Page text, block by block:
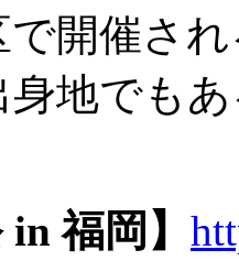
で開催さ
地でも
in 福岡】